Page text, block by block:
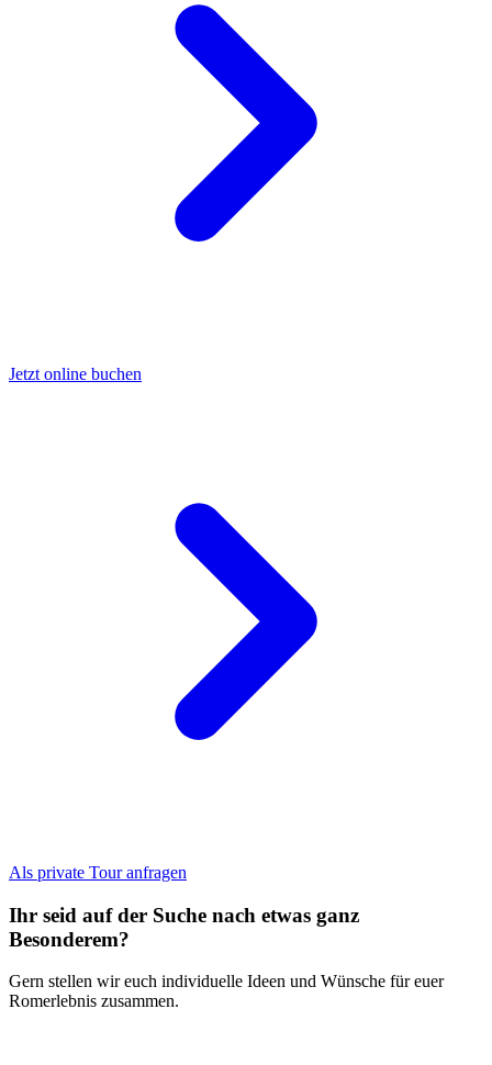
Jetzt online buchen
Als private Tour anfragen
Ihr seid auf der Suche nach etwas ganz
Besonderem?
Gern stellen wir euch individuelle Ideen und Wünsche für euer
Romerlebnis zusammen.